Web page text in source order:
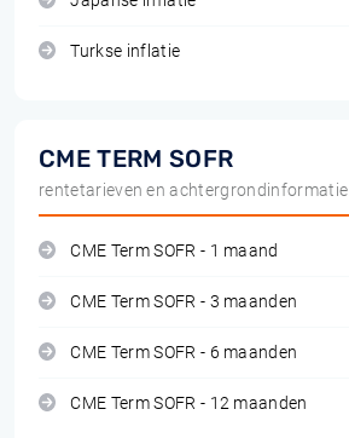
Turkse inflatie
CME TERM SOFR
rentetarieven en achtergrondinformatie
CME Term SOFR - 1 maand
CME Term SOFR - 3 maanden
CME Term SOFR - 6 maanden
CME Term SOFR - 12 maanden